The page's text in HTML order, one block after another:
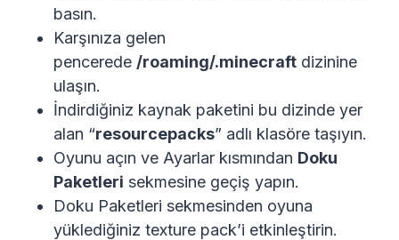
basın.
Karşınıza gelen
pencerede /roaming/.minecraft dizinine
ulaşın.
İndirdiğiniz kaynak paketini bu dizinde yer
alan “resourcepacks” adlı klasöre taşıyın.
Oyunu açın ve Ayarlar kısmından Doku
Paketleri sekmesine geçiş yapın.
Doku Paketleri sekmesinden oyuna
yüklediğiniz texture pack’i etkinleştirin.